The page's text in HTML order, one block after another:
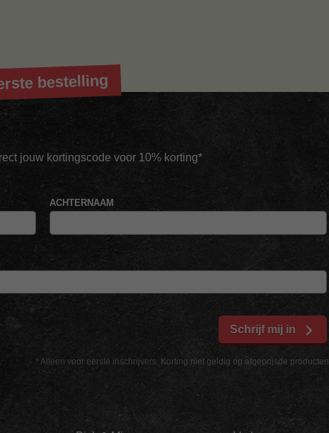
bestelling
jouw kortingscode voor 10% korting*
* Alleen voor eerste inschrijvers. Korting niet geldig op afgeprijsde producten
ACHTERNAAM
Schrijf mij in